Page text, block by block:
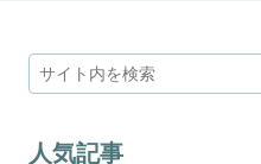
人気記事